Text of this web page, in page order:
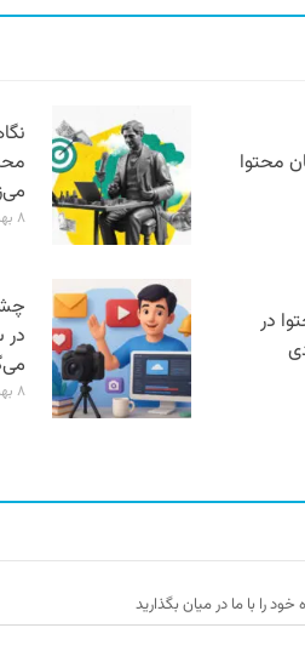
محتوا
۸ بهمن ۱۴۰۴
در
۸ بهمن ۱۴۰۴
خود را با ما در میان بگذارید